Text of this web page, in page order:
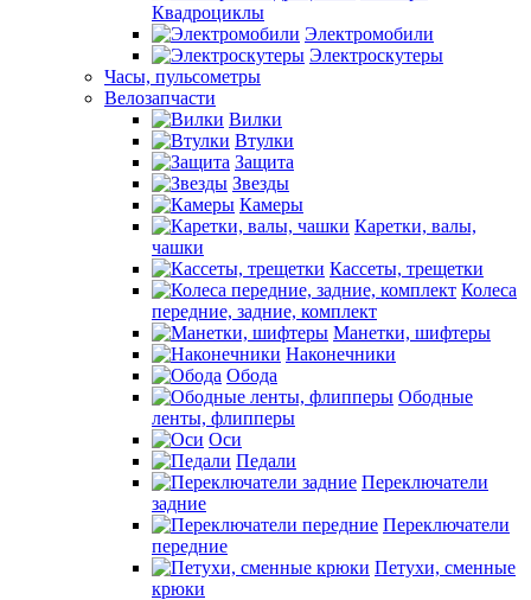
Квадроциклы
Электромобили
Электроскутеры
Часы, пульсометры
Велозапчасти
Вилки
Втулки
Защита
Звезды
Камеры
Каретки, валы,
чашки
Кассеты, трещетки
Колеса
передние, задние, комплект
Манетки, шифтеры
Наконечники
Обода
Ободные
ленты, флипперы
Оси
Педали
Переключатели
задние
Переключатели
передние
Петухи, сменные
крюки